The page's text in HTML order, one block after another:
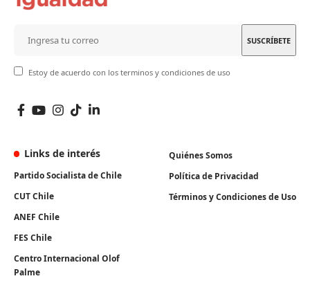
Estoy de acuerdo con los terminos y condiciones de uso
Links de interés
Partido Socialista de Chile
CUT Chile
ANEF Chile
FES Chile
Centro Internacional Olof
Palme
Quiénes Somos
Política de Privacidad
Términos y Condiciones de Uso